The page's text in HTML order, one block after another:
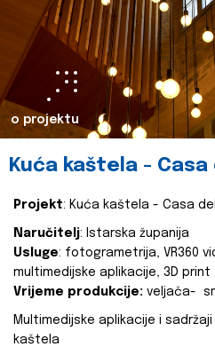
o projektu
Kuća kaštela -
Projekt: Kuća kaštela - Casa
Naručitelj: Istarska županija
Usluge: fotogrametrija, VR360
multimedijske aplikacije, 3D print
Vrijeme produkcije: veljača-
Multimedijske aplikacije i
kaštela